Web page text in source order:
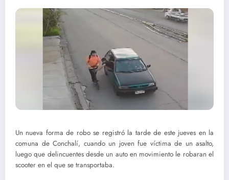
Un nueva forma de robo se registró la tarde de este jueves en la
comuna de Conchalí, cuando un joven fue víctima de un asalto,
luego que delincuentes desde un auto en movimiento le robaran el
scooter en el que se transportaba.